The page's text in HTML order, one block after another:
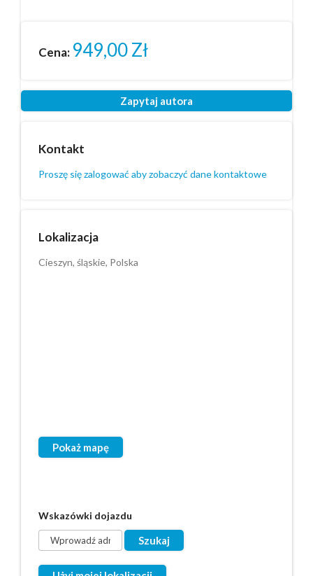
Cena: 949,00Zł
Zapytaj autora
Kontakt
Proszę się zalogować aby zobaczyć dane kontaktowe
Lokalizacja
Cieszyn, śląskie, Polska
Pokaż mapę
Wskazówki dojazdu